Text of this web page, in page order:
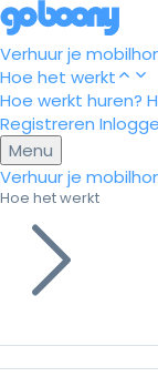
Verhuur je
Hoe het werkt
Hoe werkt huren?
Registreren
Menu
Verhuur je
Hoe het werkt